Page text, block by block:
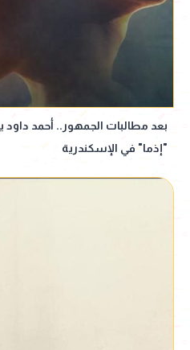
بعد مطالبات الجمهور.. أحمد
"إذما" في الإسكندرية